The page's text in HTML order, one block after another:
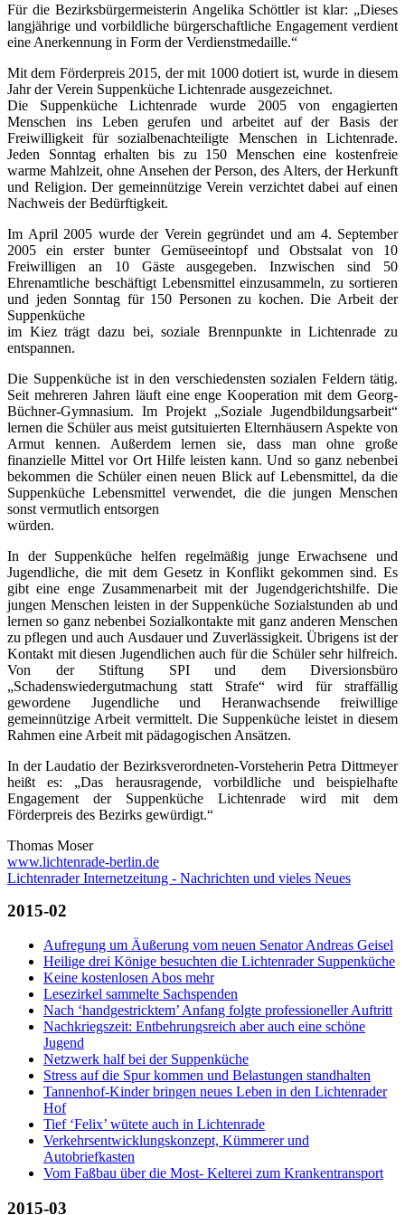
Für die Bezirksbürgermeisterin Angelika Schöttler ist klar: „Dieses
langjährige und vorbildliche bürgerschaftliche Engagement verdient
eine Anerkennung in Form der Verdienstmedaille.“
Mit dem Förderpreis 2015, der mit 1000 dotiert ist, wurde in diesem
Jahr der Verein Suppenküche Lichtenrade ausgezeichnet.
Die Suppenküche Lichtenrade wurde 2005 von engagierten
Menschen ins Leben gerufen und arbeitet auf der Basis der
Freiwilligkeit für sozialbenachteiligte Menschen in Lichtenrade.
Jeden Sonntag erhalten bis zu 150 Menschen eine kostenfreie
warme Mahlzeit, ohne Ansehen der Person, des Alters, der Herkunft
und Religion. Der gemeinnützige Verein verzichtet dabei auf einen
Nachweis der Bedürftigkeit.
Im April 2005 wurde der Verein gegründet und am 4. September
2005 ein erster bunter Gemüseeintopf und Obstsalat von 10
Freiwilligen an 10 Gäste ausgegeben. Inzwischen sind 50
Ehrenamtliche beschäftigt Lebensmittel einzusammeln, zu sortieren
und jeden Sonntag für 150 Personen zu kochen. Die Arbeit der
Suppenküche
im Kiez trägt dazu bei, soziale Brennpunkte in Lichtenrade zu
entspannen.
Die Suppenküche ist in den verschiedensten sozialen Feldern tätig.
Seit mehreren Jahren läuft eine enge Kooperation mit dem Georg-
Büchner-Gymnasium. Im Projekt „Soziale Jugendbildungsarbeit“
lernen die Schüler aus meist gutsituierten Elternhäusern Aspekte von
Armut kennen. Außerdem lernen sie, dass man ohne große
finanzielle Mittel vor Ort Hilfe leisten kann. Und so ganz nebenbei
bekommen die Schüler einen neuen Blick auf Lebensmittel, da die
Suppenküche Lebensmittel verwendet, die die jungen Menschen
sonst vermutlich entsorgen
würden.
In der Suppenküche helfen regelmäßig junge Erwachsene und
Jugendliche, die mit dem Gesetz in Konflikt gekommen sind. Es
gibt eine enge Zusammenarbeit mit der Jugendgerichtshilfe. Die
jungen Menschen leisten in der Suppenküche Sozialstunden ab und
lernen so ganz nebenbei Sozialkontakte mit ganz anderen Menschen
zu pflegen und auch Ausdauer und Zuverlässigkeit. Übrigens ist der
Kontakt mit diesen Jugendlichen auch für die Schüler sehr hilfreich.
Von der Stiftung SPI und dem Diversionsbüro
„Schadenswiedergutmachung statt Strafe“ wird für straffällig
gewordene Jugendliche und Heranwachsende freiwillige
gemeinnützige Arbeit vermittelt. Die Suppenküche leistet in diesem
Rahmen eine Arbeit mit pädagogischen Ansätzen.
In der Laudatio der Bezirksverordneten-Vorsteherin Petra Dittmeyer
heißt es: „Das herausragende, vorbildliche und beispielhafte
Engagement der Suppenküche Lichtenrade wird mit dem
Förderpreis des Bezirks gewürdigt.“
Thomas Moser
www.lichtenrade-berlin.de
Lichtenrader Internetzeitung - Nachrichten und vieles Neues
2015-02
Aufregung um Äußerung vom neuen Senator Andreas Geisel
Heilige drei Könige besuchten die Lichtenrader Suppenküche
Keine kostenlosen Abos mehr
Lesezirkel sammelte Sachspenden
Nach ‘handgestricktem’ Anfang folgte professioneller Auftritt
Nachkriegszeit: Entbehrungsreich aber auch eine schöne
Jugend
Netzwerk half bei der Suppenküche
Stress auf die Spur kommen und Belastungen standhalten
Tannenhof-Kinder bringen neues Leben in den Lichtenrader
Hof
Tief ‘Felix’ wütete auch in Lichtenrade
Verkehrsentwicklungskonzept, Kümmerer und
Autobriefkasten
Vom Faßbau über die Most- Kelterei zum Krankentransport
2015-03